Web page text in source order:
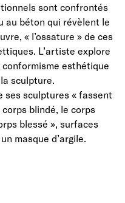
sont confrontés
au béton qui révèlent le
« l’ossature » de ces
L’artiste explore
esthétique
sculpture.
ses sculptures « fassent
blindé, le corps
blessé », surfaces
masque d’argile.